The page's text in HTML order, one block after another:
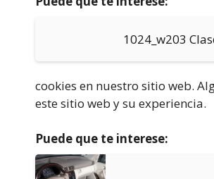
1024_w203
cookies en nuestro sitio web.
este sitio web y su experiencia.
Puede que te interese: